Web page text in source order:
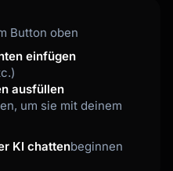
Button oben
einfügen
ausfüllen
um sie mit deinem
KI chattenbeginnen